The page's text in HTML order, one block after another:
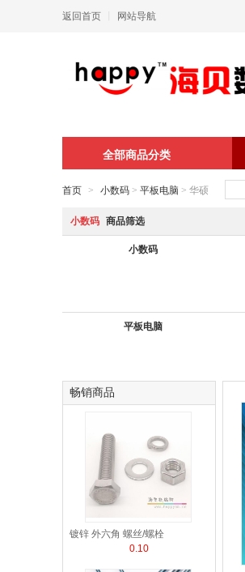
返回首页 网站导航
全部商品分类
首页 > 小数码 > 平板电脑 > 华硕
小数码 商品筛选
小数码
平板电脑
畅销商品
镀锌 外六角 螺丝/螺栓
0.10